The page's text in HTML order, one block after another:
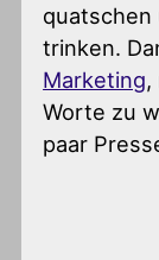
quatschen
trinken.
Marketing,
Worte zu
paar